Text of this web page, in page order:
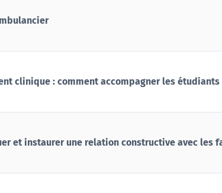
clinique : comment accompagner les
et instaurer une relation constructive avec les